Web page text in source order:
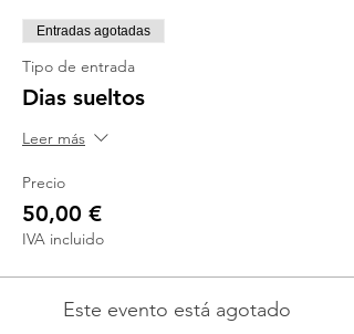
Entradas agotadas
Tipo de entrada
Dias sueltos
Leer más
Precio
50,00 €
IVA incluido
Este evento está agotado